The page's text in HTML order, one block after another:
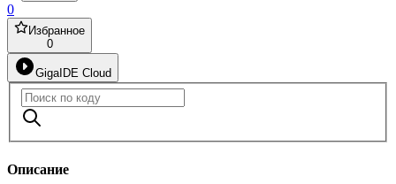
0
Избранное
0
GigaIDE Cloud
Описание